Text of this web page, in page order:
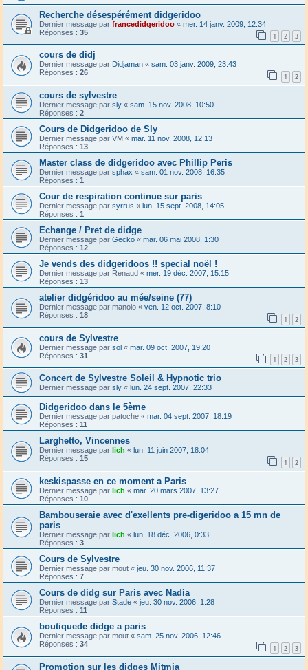
Recherche désespérément didgeridoo
Dernier message par francedidgeridoo « mer. 14 janv. 2009, 12:34
Réponses : 35 1 2 3
cours de didj
Dernier message par Didjaman « sam. 03 janv. 2009, 23:43
Réponses : 26 1 2
cours de sylvestre
Dernier message par sly « sam. 15 nov. 2008, 10:50
Réponses : 2
Cours de Didgeridoo de Sly
Dernier message par VM « mar. 11 nov. 2008, 12:13
Réponses : 13
Master class de didgeridoo avec Phillip Peris
Dernier message par sphax « sam. 01 nov. 2008, 16:35
Réponses : 1
Cour de respiration continue sur paris
Dernier message par syrrus « lun. 15 sept. 2008, 14:05
Réponses : 1
Echange / Pret de didge
Dernier message par Gecko « mar. 06 mai 2008, 1:30
Réponses : 12
Je vends des didgeridoos !! special noël !
Dernier message par Renaud « mer. 19 déc. 2007, 15:15
Réponses : 13
atelier didgéridoo au mée/seine (77)
Dernier message par manolo « ven. 12 oct. 2007, 8:10
Réponses : 18 1 2
cours de Sylvestre
Dernier message par sol « mar. 09 oct. 2007, 19:20
Réponses : 31 1 2 3
Concert de Sylvestre Soleil & Hypnotic trio
Dernier message par sly « lun. 24 sept. 2007, 22:33
Didgeridoo dans le 5ème
Dernier message par patoche « mar. 04 sept. 2007, 18:19
Réponses : 11
Larghetto, Vincennes
Dernier message par lich « lun. 11 juin 2007, 18:04
Réponses : 15 1 2
keskispasse en ce moment a Paris
Dernier message par lich « mar. 20 mars 2007, 13:27
Réponses : 10
Bambouseraie avec d'exellents pre-digeridoo a 15 mn de
paris
Dernier message par lich « lun. 18 déc. 2006, 0:33
Réponses : 3
Cours de Sylvestre
Dernier message par mout « jeu. 30 nov. 2006, 11:37
Réponses : 7
Cours de didg sur Paris avec Nadia
Dernier message par Stade « jeu. 30 nov. 2006, 1:28
Réponses : 11
boutiquede didge a paris
Dernier message par mout « sam. 25 nov. 2006, 12:46
Réponses : 34 1 2 3
Promotion sur les didges Mitmia